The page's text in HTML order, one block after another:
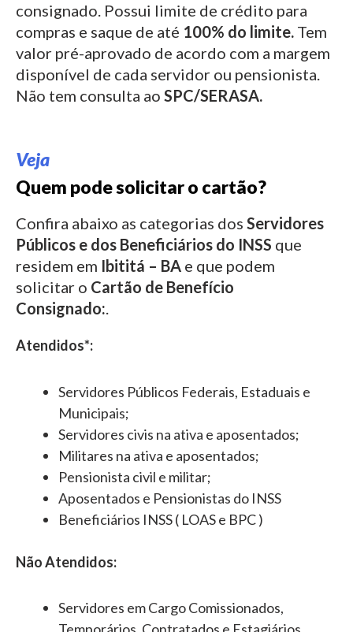
consignado. Possui limite de crédito para
compras e saque de até 100% do limite. Tem
valor pré-aprovado de acordo com a margem
disponível de cada servidor ou pensionista.
Não tem consulta ao SPC/SERASA.
Veja
Quem pode solicitar o cartão?
Confira abaixo as categorias dos Servidores
Públicos e dos Beneficiários do INSS que
residem em Ibititá – BA e que podem
solicitar o Cartão de Benefício
Consignado:.
Atendidos*:
Servidores Públicos Federais, Estaduais e
Municipais;
Servidores civis na ativa e aposentados;
Militares na ativa e aposentados;
Pensionista civil e militar;
Aposentados e Pensionistas do INSS
Beneficiários INSS ( LOAS e BPC )
Não Atendidos:
Servidores em Cargo Comissionados,